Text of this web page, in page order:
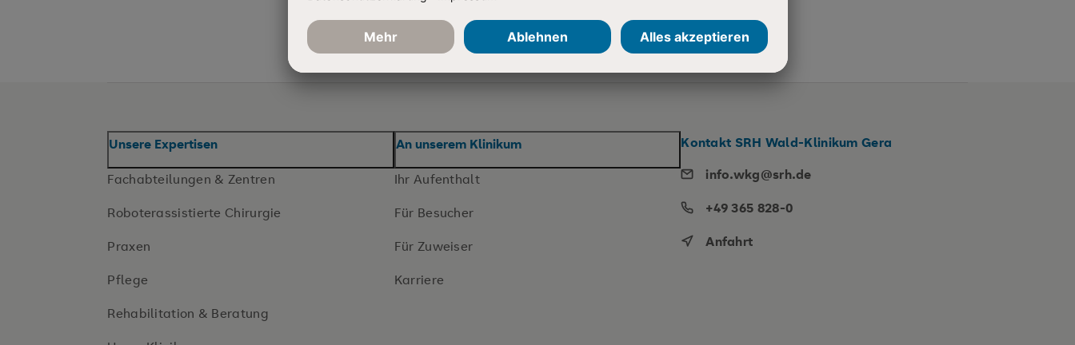
Unsere Expertisen
Fachabteilungen & Zentren
Roboterassistierte Chirurgie
Praxen
Pflege
Rehabilitation & Beratung
An unserem Klinikum
Ihr Aufenthalt
Für Besucher
Für Zuweiser
Karriere
Kontakt SRH Wald-Klinikum Gera
info.wkg@srh.de
+49 365 828-0
Anfahrt